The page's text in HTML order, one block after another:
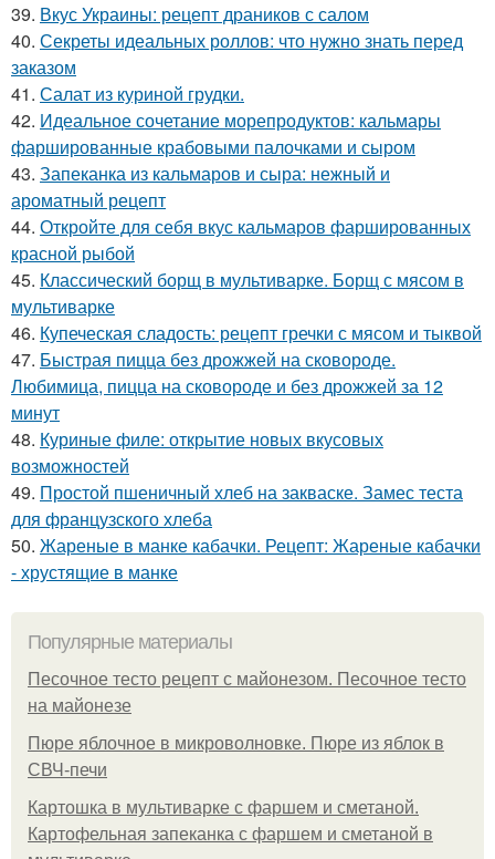
39. Вкус Украины: рецепт драников с салом
40. Секреты идеальных роллов: что нужно знать перед
заказом
41. Салат из куриной грудки.
42. Идеальное сочетание морепродуктов: кальмары
фаршированные крабовыми палочками и сыром
43. Запеканка из кальмаров и сыра: нежный и
ароматный рецепт
44. Откройте для себя вкус кальмаров фаршированных
красной рыбой
45. Классический борщ в мультиварке. Борщ с мясом в
мультиварке
46. Купеческая сладость: рецепт гречки с мясом и тыквой
47. Быстрая пицца без дрожжей на сковороде.
Любимица, пицца на сковороде и без дрожжей за 12
минут
48. Куриные филе: открытие новых вкусовых
возможностей
49. Простой пшеничный хлеб на закваске. Замес теста
для французского хлеба
50. Жареные в манке кабачки. Рецепт: Жареные кабачки
- хрустящие в манке
Популярные материалы
Песочное тесто рецепт с майонезом. Песочное тесто
на майонезе
Пюре яблочное в микроволновке. Пюре из яблок в
СВЧ-печи
Картошка в мультиварке с фаршем и сметаной.
Картофельная запеканка с фаршем и сметаной в